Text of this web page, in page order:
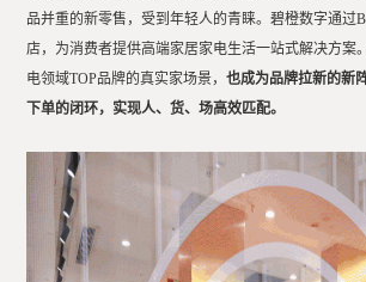
品并重的新零售，受到年轻人的青睐。碧橙数字通过
店，为消费者提供高端家居家电生活一站式解决方案
电领域TOP品牌的真实家场景，也成为品牌拉新的新
下单的闭环，实现人、货、场高效匹配。